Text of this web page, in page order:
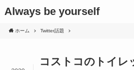
Always be yourself
ホーム Twitter話題
コストコのトイレ